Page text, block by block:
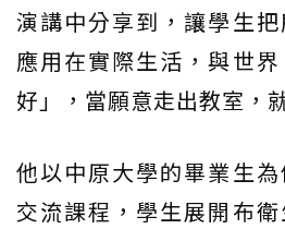
演講中分享到，讓學生
應用在實際生活，與世
好」，當願意走出教室，
他以中原大學的畢業生
交流課程，學生展開布